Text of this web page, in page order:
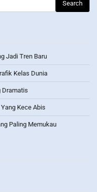
Jadi Tren Baru
Kelas Dunia
Dramatis
Kece Abis
Paling Memukau